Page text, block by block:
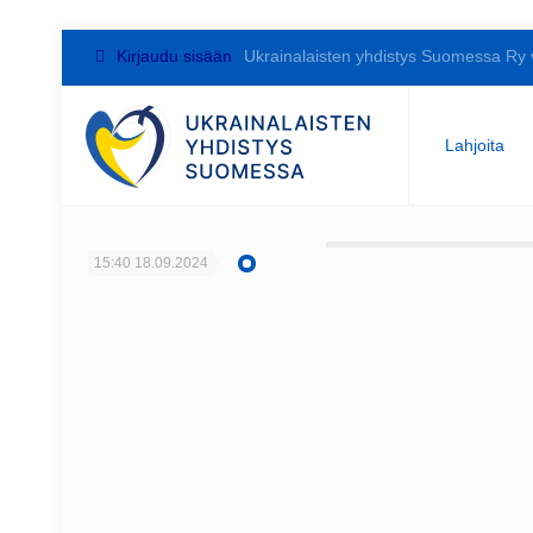
Kirjaudu sisään Ukrainalaisten yhdistys Suomessa Ry
Lahjoita
15:40 18.09.2024